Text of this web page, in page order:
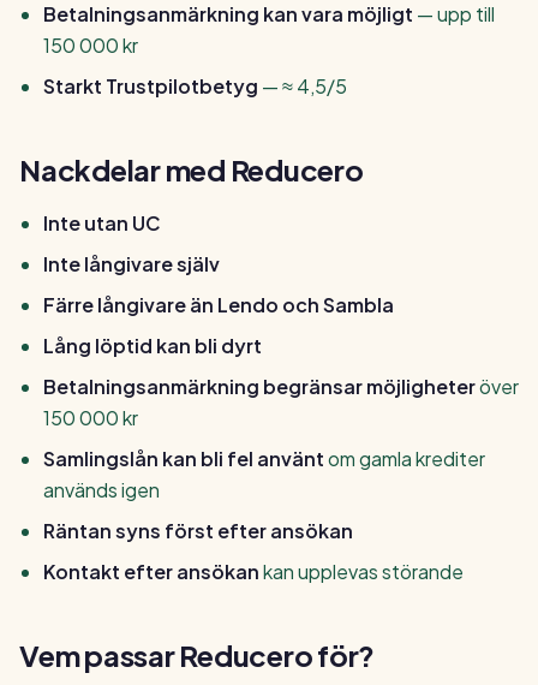
Betalningsanmärkning kan vara möjligt — upp till
150 000 kr
Starkt Trustpilotbetyg — ≈ 4,5/5
Nackdelar med Reducero
Inte utan UC
Inte långivare själv
Färre långivare än Lendo och Sambla
Lång löptid kan bli dyrt
Betalningsanmärkning begränsar möjligheteröver
150 000 kr
Samlingslån kan bli fel använtom gamla krediter
används igen
Räntan syns först efter ansökan
Kontakt efter ansökankan upplevas störande
Vem passar Reducero för?